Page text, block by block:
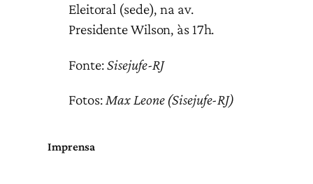
Eleitoral (sede), na av.
Presidente Wilson, às 17h.
Fonte:Sisejufe-RJ
Fotos: Max Leone (Sisejufe-RJ)
Imprensa